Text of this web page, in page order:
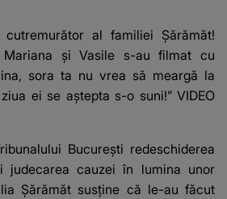
suspecți
cutremurător al familiei Șărămăt!
Mariana și Vasile s-au filmat cu
sora ta nu vrea să meargă la
ei se aștepta s-o suni!” VIDEO
București redeschiderea
judecarea cauzei în lumina unor
Șărămăt susține că le-au făcut